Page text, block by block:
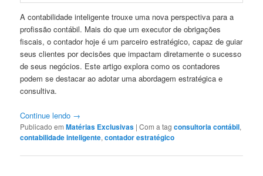
A contabilidade inteligente trouxe uma nova perspectiva para a
profissão contábil. Mais do que um executor de obrigações
fiscais, o contador hoje é um parceiro estratégico, capaz de guiar
seus clientes por decisões que impactam diretamente o sucesso
de seus negócios. Este artigo explora como os contadores
podem se destacar ao adotar uma abordagem estratégica e
consultiva.
Continue lendo →
Publicado em Matérias Exclusivas |Com a tagconsultoria contábil,
contabilidade inteligente,contador estratégico